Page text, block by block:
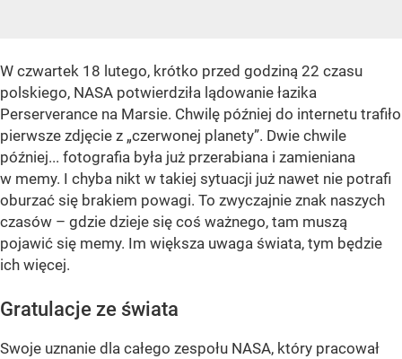
W czwartek 18 lutego, krótko przed godziną 22 czasu
polskiego, NASA potwierdziła lądowanie łazika
Perserverance na Marsie. Chwilę później do internetu trafiło
pierwsze zdjęcie z „czerwonej planety”. Dwie chwile
później... fotografia była już przerabiana i zamieniana
w memy. I chyba nikt w takiej sytuacji już nawet nie potrafi
oburzać się brakiem powagi. To zwyczajnie znak naszych
czasów – gdzie dzieje się coś ważnego, tam muszą
pojawić się memy. Im większa uwaga świata, tym będzie
ich więcej.
Gratulacje ze świata
Swoje uznanie dla całego zespołu NASA, który pracował